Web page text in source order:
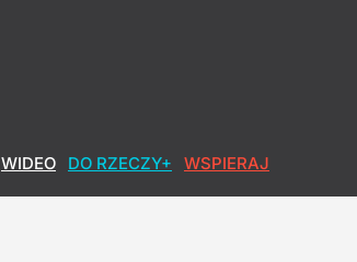
WIDEO DO RZECZY+ WSPIERAJ